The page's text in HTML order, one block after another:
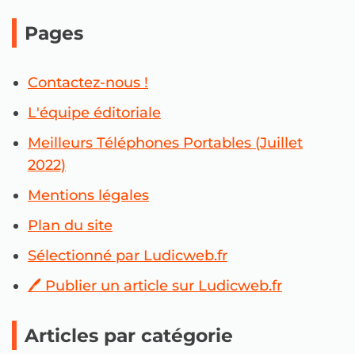
Pages
Contactez-nous !
L'équipe éditoriale
Meilleurs Téléphones Portables (Juillet
2022)
Mentions légales
Plan du site
Sélectionné par Ludicweb.fr
🖊 Publier un article sur Ludicweb.fr
Articles par catégorie